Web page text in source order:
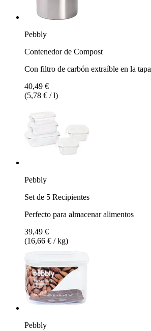
Pebbly
Contenedor de Compost
Con filtro de carbón extraíble en la tapa
40,49 €
(5,78 € / l)
Pebbly
Set de 5 Recipientes
Perfecto para almacenar alimentos
39,49 €
(16,66 € / kg)
Pebbly